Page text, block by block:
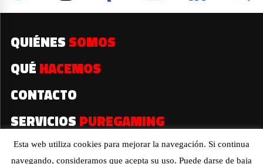
QUIÉNES SOMOS
QUÉ HACEMOS
CONTACTO
SERVICIOS PUREGAMING
Esta web utiliza cookies para mejorar la navegación. Si continua
navegando, consideramos que acepta su uso. Puede darse de baja